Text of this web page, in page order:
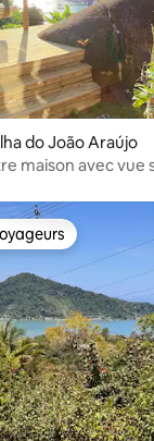
do João Araújo
maison avec vue